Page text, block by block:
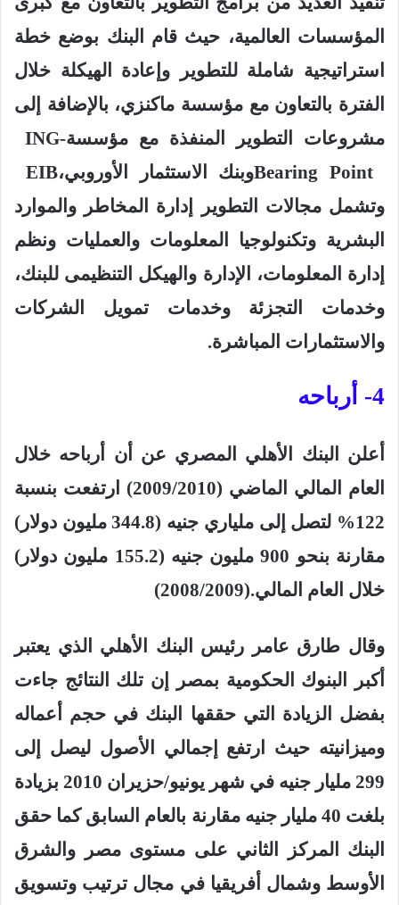
المؤسسات العالمية، حيث قام البنك بوضع خطة
استراتيجية شاملة للتطوير وإعادة الهيكلة خلال
الفترة بالتعاون مع مؤسسة ماكنزي، بالإضافة إلى
مشروعات التطوير المنفذة مع مؤسسةING-
Bearing Pointوبنك الاستثمار الأوروبيEIB،
وتشمل مجالات التطوير إدارة المخاطر والموارد
البشرية وتكنولوجيا المعلومات والعمليات ونظم
إدارة المعلومات، الإدارة والهيكل التنظيمى للبنك،
وخدمات التجزئة وخدمات تمويل الشركات
والاستثمارات المباشرة.
4- أرباحه
أعلن البنك الأهلي المصري عن أن أرباحه خلال
العام المالي الماضي (2009/2010) ارتفعت بنسبة
122% لتصل إلى ملياري جنيه (344.8 مليون دولار)
مقارنة بنحو 900 مليون جنيه (155.2 مليون دولار)
خلال العام المالي(2008/2009).
وقال طارق عامر رئيس البنك الأهلي الذي يعتبر
أكبر البنوك الحكومية بمصر إن تلك النتائج جاءت
بفضل الزيادة التي حققها البنك في حجم أعماله
وميزانيته حيث ارتفع إجمالي الأصول ليصل إلى
299 مليار جنيه في شهر يونيو/حزيران 2010 بزيادة
بلغت 40 مليار جنيه مقارنة بالعام السابق كما حقق
البنك المركز الثاني على مستوى مصر والشرق
الأوسط وشمال أفريقيا في مجال ترتيب وتسويق